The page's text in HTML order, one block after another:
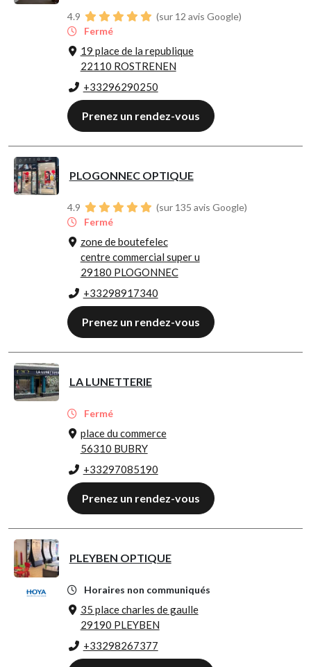
4.9
(sur 12 avis Google)
Fermé
19 place de la republique
22110 ROSTRENEN
+33296290250
Prenez un rendez-vous
PLOGONNEC OPTIQUE
4.9
(sur 135 avis Google)
Fermé
zone de boutefelec
centre commercial super u
29180 PLOGONNEC
+33298917340
Prenez un rendez-vous
LA LUNETTERIE
Fermé
place du commerce
56310 BUBRY
+33297085190
Prenez un rendez-vous
PLEYBEN OPTIQUE
Horaires non communiqués
35 place charles de gaulle
29190 PLEYBEN
+33298267377